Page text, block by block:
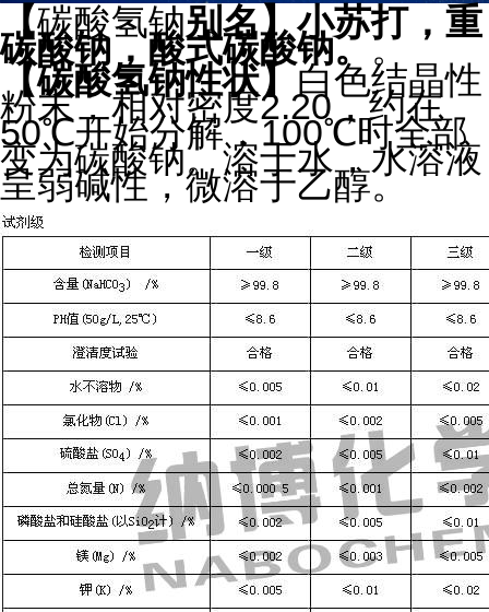
【碳酸氢钠别名】小苏打，重
碳酸钠，酸式碳酸钠。 。
【碳酸氢钠性状】白色结晶性
粉末，相对密度2.20，约在
50℃开始分解，100℃时全部
变为碳酸钠。溶于水，水溶液
呈弱碱性，微溶于乙醇。